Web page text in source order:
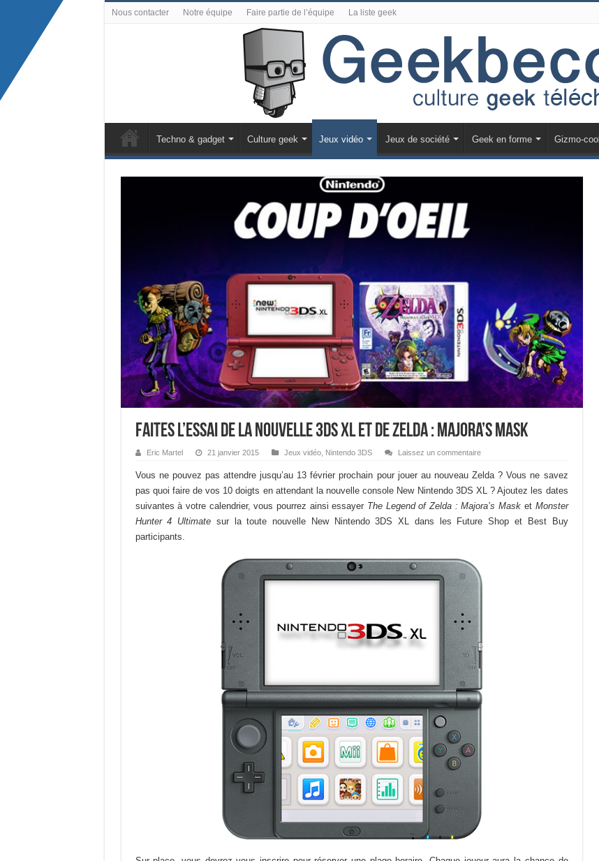
Nous contacter Notre équipe Faire partie de l’équipe La liste geek
Techno & gadget Culture geek Jeux vidéo Jeux de société Geek en forme Gizmo-cool
Faites l’essai de la nouvelle 3DS XL et de Zelda : Majora’s Mask
Eric Martel 21 janvier 2015 Jeux vidéo, Nintendo 3DS Laissez un commentaire
Vous ne pouvez pas attendre jusqu’au 13 février prochain pour jouer au nouveau Zelda ? Vous ne savez
pas quoi faire de vos 10 doigts en attendant la nouvelle console New Nintendo 3DS XL ? Ajoutez les dates
suivantes à votre calendrier, vous pourrez ainsi essayer The Legend of Zelda : Majora’s Mask et Monster
Hunter 4 Ultimate sur la toute nouvelle New Nintendo 3DS XL dans les Future Shop et Best Buy
participants.